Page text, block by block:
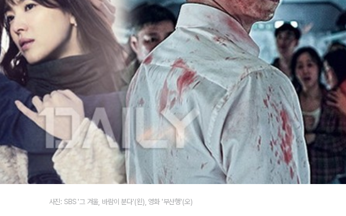
사진: SBS '그 겨울, 바람이 분다'(왼), 영화 '부산행'(오)